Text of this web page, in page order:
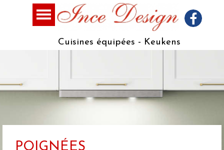
Cuisines équipées - Keukens
POIGNÉES